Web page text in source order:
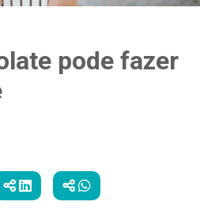
pode fazer